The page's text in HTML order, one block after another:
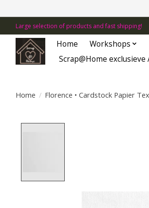
Large selection of products and fast shipping!
Home Workshops
Scrap@Home
Home / Florence • Cardstock Papier